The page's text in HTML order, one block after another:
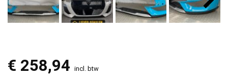
€ 258,94 incl. btw